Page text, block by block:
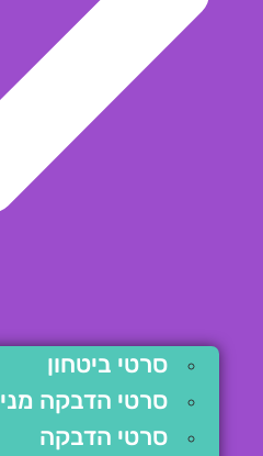
סרטי ביטחון
סרטי הדבקה מנייר
סרטי הדבקה